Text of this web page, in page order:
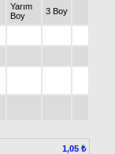
Yarım
Boy
3 Boy
1,05 ₺